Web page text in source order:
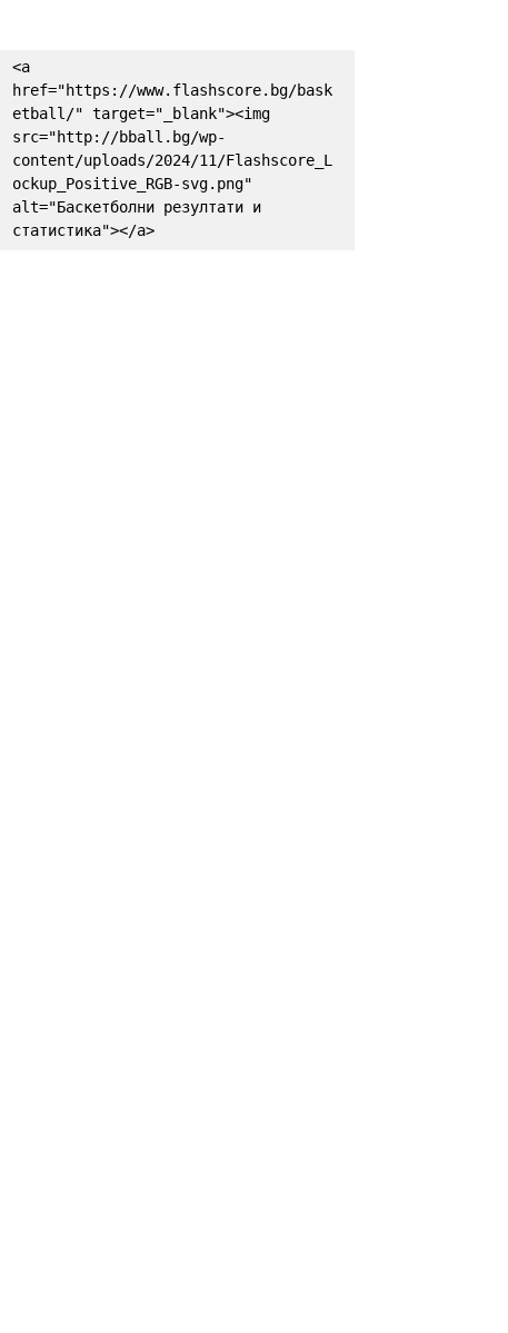
<a
href="https://www.flashscore.bg/bask
etball/" target="_blank"><img
src="http://bball.bg/wp-
content/uploads/2024/11/Flashscore_L
ockup_Positive_RGB-svg.png"
alt="Баскетболни резултати и
статистика"></a>